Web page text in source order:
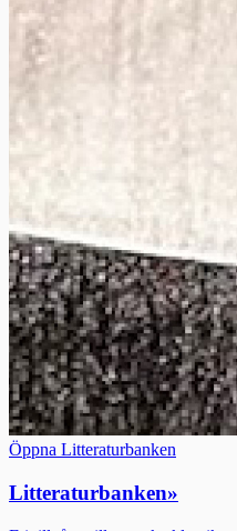
Öppna Litteraturbanken
Litteraturbanken»